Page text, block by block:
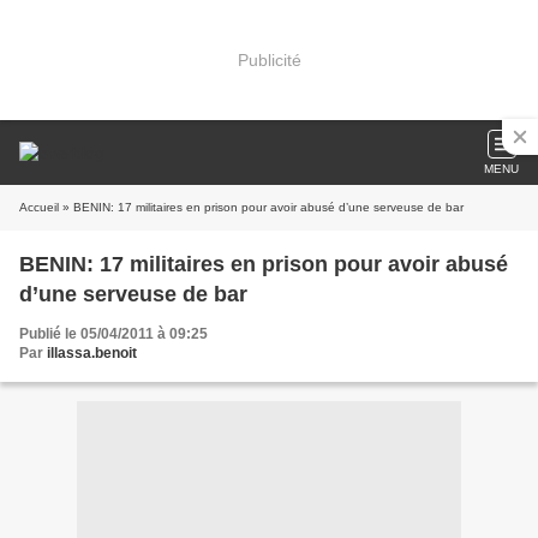
Publicité
MENU
Accueil » BENIN: 17 militaires en prison pour avoir abusé d’une serveuse de bar
BENIN: 17 militaires en prison pour avoir abusé
d’une serveuse de bar
Publié le 05/04/2011 à 09:25
Par illassa.benoit